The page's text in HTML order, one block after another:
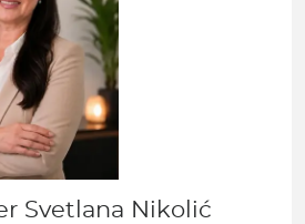
Svetlana Nikolić